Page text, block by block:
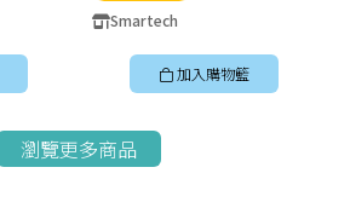
Smartech
加入購物籃
瀏覽更多商品